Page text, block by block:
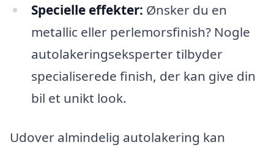
Specielle effekter: Ønsker du en
metallic eller perlemorsfinish? Nogle
autolakeringseksperter tilbyder
specialiserede finish, der kan give din
bil et unikt look.
Udover almindelig autolakering kan